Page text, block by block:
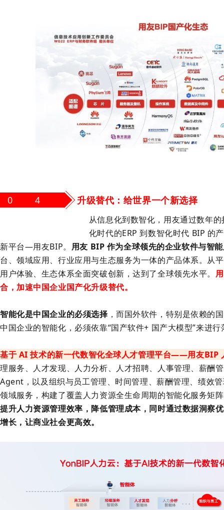
0 4 升级替代：给世界一个新选择
从信息化到数智化， 用友通过数年
化时代的ERP 到数智化时代 BIP 的
新平台—用友BIP。 用友 BIP 作为全球领先的企业软件与智
台、领域应用、行业应用与生态服务为一体的产品体系。从
用户体验、生态体系全面突破创新，达到了全球领先水平。
合，加速中国企业国产化升级替代。
智能化是中国企业的必须选择 ，而国外软件，特别是依赖的
中国企业的智能化，必须依靠“国产软件+ 国产大模型”来进行
基于 AI 技术的新一代数智化全球人才管理平台——用友BIP
理服务、人才发现、人力分析、人才招聘、人事管理、薪酬
Agent，以及组织与员工管理、时间管理、薪酬管理、绩效
领域服务，构建了覆盖人力资源全生命周期的智能化服务矩
提升人力资源管理效率，降低管理成本，同时通过数据洞察
增长，让商业社会更高效。